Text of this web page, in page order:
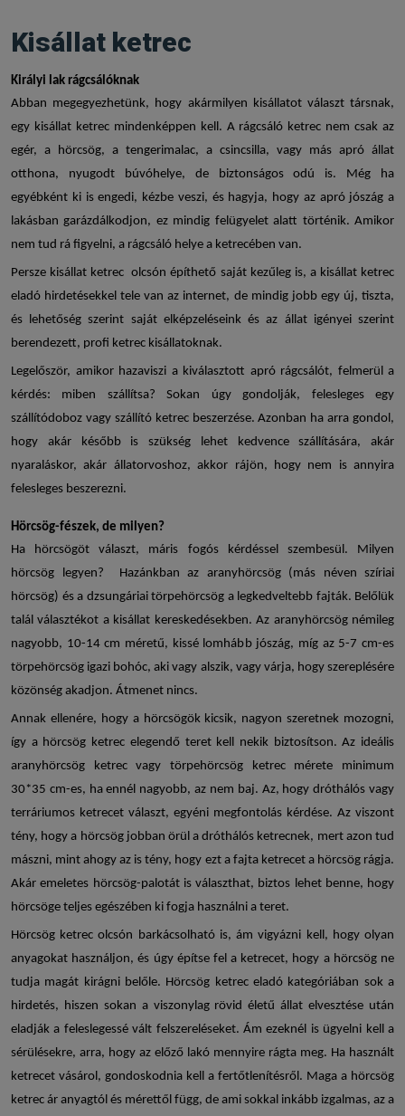
Kisállat ketrec
Királyi lak rágcsálóknak
Abban megegyezhetünk, hogy akármilyen kisállatot választ társnak,
egy kisállat ketrecmindenképpen kell. A rágcsáló ketrec nem csak az
egér, a hörcsög, a tengerimalac, a csincsilla, vagy más apró állat
otthona, nyugodt búvóhelye, de biztonságos odú is. Még ha
egyébként ki is engedi, kézbe veszi, és hagyja, hogy az apró jószág a
lakásban garázdálkodjon, ez mindig felügyelet alatt történik. Amikor
nem tud rá figyelni, a rágcsáló helye a ketrecében van.
Persze kisállat ketrec olcsón építhető saját kezűleg is, a kisállat ketrec
eladó hirdetésekkel tele van az internet, de mindig jobb egy új, tiszta,
és lehetőség szerint saját elképzeléseink és az állat igényei szerint
berendezett, profi ketrec kisállatoknak.
Legelőször, amikor hazaviszi a kiválasztott apró rágcsálót, felmerül a
kérdés: miben szállítsa? Sokan úgy gondolják, felesleges egy
szállítódoboz vagy szállító ketrecbeszerzése. Azonban ha arra gondol,
hogy akár később is szükség lehet kedvence szállítására, akár
nyaraláskor, akár állatorvoshoz, akkor rájön, hogy nem is annyira
felesleges beszerezni.
Hörcsög-fészek, de milyen?
Ha hörcsögöt választ, máris fogós kérdéssel szembesül. Milyen
hörcsög legyen? Hazánkban az aranyhörcsög (más néven szíriai
hörcsög) és a dzsungáriai törpehörcsög a legkedveltebb fajták. Belőlük
talál választékot a kisállat kereskedésekben. Az aranyhörcsög némileg
nagyobb, 10-14 cm méretű, kissé lomhább jószág, míg az 5-7 cm-es
törpehörcsög igazi bohóc, aki vagy alszik, vagy várja, hogy szereplésére
közönség akadjon. Átmenet nincs.
Annak ellenére, hogy a hörcsögök kicsik, nagyon szeretnek mozogni,
így a hörcsög ketrec elegendő teret kell nekik biztosítson. Az ideális
aranyhörcsög ketrecvagytörpehörcsög ketrec mérete minimum
30*35 cm-es, ha ennél nagyobb, az nem baj. Az, hogy dróthálós vagy
terráriumos ketrecet választ, egyéni megfontolás kérdése. Az viszont
tény, hogy a hörcsög jobban örül a dróthálós ketrecnek, mert azon tud
mászni, mint ahogy az is tény, hogy ezt a fajta ketrecet a hörcsög rágja.
Akár emeletes hörcsög-palotát is választhat, biztos lehet benne, hogy
hörcsöge teljes egészében ki fogja használni a teret.
Hörcsög ketrec olcsón barkácsolható is, ám vigyázni kell, hogy olyan
anyagokat használjon, és úgy építse fel a ketrecet, hogy a hörcsög ne
tudja magát kirágni belőle. Hörcsög ketrec eladó kategóriában sok a
hirdetés, hiszen sokan a viszonylag rövid életű állat elvesztése után
eladják a feleslegessé vált felszereléseket. Ám ezeknél is ügyelni kell a
sérülésekre, arra, hogy az előző lakó mennyire rágta meg. Ha használt
ketrecet vásárol, gondoskodnia kell a fertőtlenítésről. Maga a hörcsög
ketrec ár anyagtól és mérettől függ, de ami sokkal inkább izgalmas, az a